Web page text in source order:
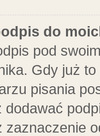
do
pod
Gdy już
pisania
dodawać
zaznaczenie